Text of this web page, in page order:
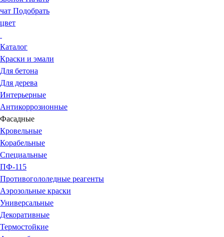
чат Подобрать
цвет
Каталог
Краски и эмали
Для бетона
Для дерева
Интерьерные
Антикоррозионные
Фасадные
Кровельные
Корабельные
Специальные
ПФ-115
Противогололедные реагенты
Аэрозольные краски
Универсальные
Декоративные
Термостойкие